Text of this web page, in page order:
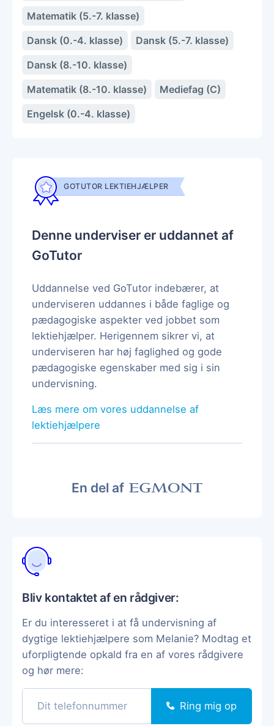
Matematik (5.-7. klasse)
Dansk (0.-4. klasse)
Dansk (5.-7. klasse)
Dansk (8.-10. klasse)
Matematik (8.-10. klasse)
Mediefag (C)
Engelsk (0.-4. klasse)
GOTUTOR LEKTIEHJÆLPER
Denne underviser er uddannet af
GoTutor
Uddannelse ved GoTutor indebærer, at
underviseren uddannes i både faglige og
pædagogiske aspekter ved jobbet som
lektiehjælper. Herigennem sikrer vi, at
underviseren har høj faglighed og gode
pædagogiske egenskaber med sig i sin
undervisning.
Læs mere om vores uddannelse af
lektiehjælpere
En del af
Bliv kontaktet af en rådgiver:
Er du interesseret i at få undervisning af
dygtige lektiehjælpere som Melanie? Modtag et
uforpligtende opkald fra en af vores rådgivere
og hør mere:
Ring mig op